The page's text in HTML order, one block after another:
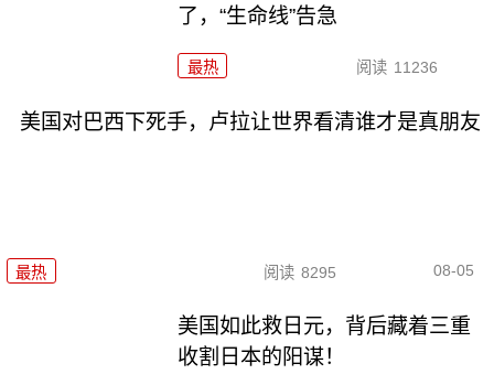
了，“生命线”告急
最热 阅读 11236
美国对巴西下死手，卢拉让世界看清谁才是真朋友
最热 阅读 8295 08-05
美国如此救日元，背后藏着三重
收割日本的阳谋！